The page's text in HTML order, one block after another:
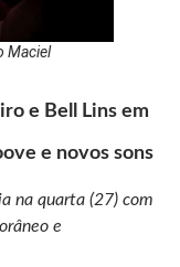
Maciel
e Bell Lins em
e novos sons
na quarta (27) com
e